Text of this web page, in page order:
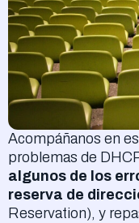
Acompáñanos en
problemas de
algunos de los
reserva de
Reservation), y